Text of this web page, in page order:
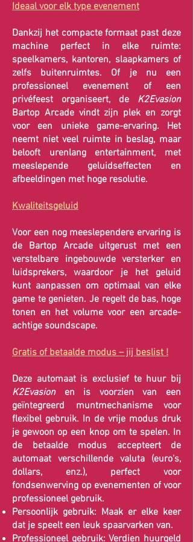
Ideaal voor elk type evenement
Dankzij het compacte formaat past deze
machine perfect in elke ruimte:
speelkamers, kantoren, slaapkamers of
zelfs buitenruimtes. Of je nu een
professioneel evenement of een
privéfeest organiseert, de K2Evasion
Bartop Arcade vindt zijn plek en zorgt
voor een unieke game-ervaring. Het
neemt niet veel ruimte in beslag, maar
belooft urenlang entertainment, met
meeslepende geluidseffecten en
afbeeldingen met hoge resolutie.
Kwaliteitsgeluid
Voor een nog meeslependere ervaring is
de Bartop Arcade uitgerust met een
verstelbare ingebouwde versterker en
luidsprekers, waardoor je het geluid
kunt aanpassen om optimaal van elke
game te genieten. Je regelt de bas, hoge
tonen en het volume voor een arcade-
achtige soundscape.
Gratis of betaalde modus – jij beslist !
Deze automaat is exclusief te huur bij
K2Evasionen is voorzien van een
geïntegreerd muntmechanisme voor
flexibel gebruik. In de vrije modus druk
je gewoon op een knop om te spelen. In
de betaalde modus accepteert de
automaat verschillende valuta (euro's,
dollars, enz.), perfect voor
fondsenwerving op evenementen of voor
professioneel gebruik.
Persoonlijk gebruik: Maak er elke keer
dat je speelt een leuk spaarvarken van.
Professioneel gebruik: Verdien huurgeld